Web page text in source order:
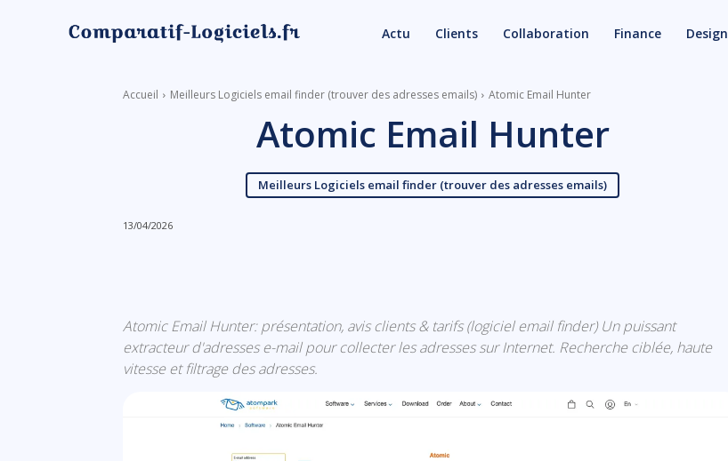
Actu Clients Collaboration Finance Design
Accueil Meilleurs Logiciels email finder (trouver des adresses emails) Atomic Email Hunter
Atomic Email Hunter
Meilleurs Logiciels email finder (trouver des adresses emails)
13/04/2026
Atomic Email Hunter: présentation, avis clients & tarifs (logiciel email finder) Un puissant
extracteur d'adresses e-mail pour collecter les adresses sur Internet. Recherche ciblée, haute
vitesse et filtrage des adresses.